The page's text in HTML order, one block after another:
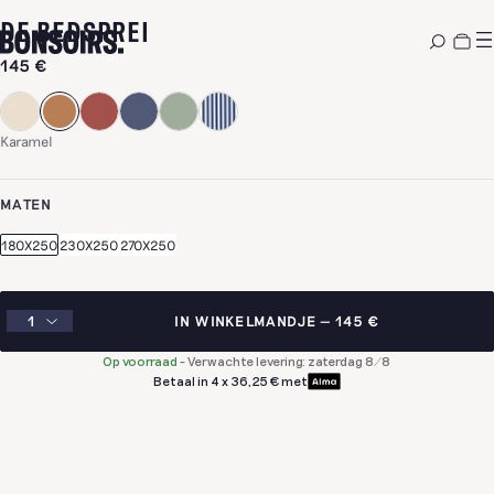
DE BEDSPREI
145 €
Karamel
MATEN
180X250 230X250 270X250
IN WINKELMANDJE 145 €
Op voorraad -Verwachte levering: zaterdag 8/8
Betaal in 4 x 36,25 € met